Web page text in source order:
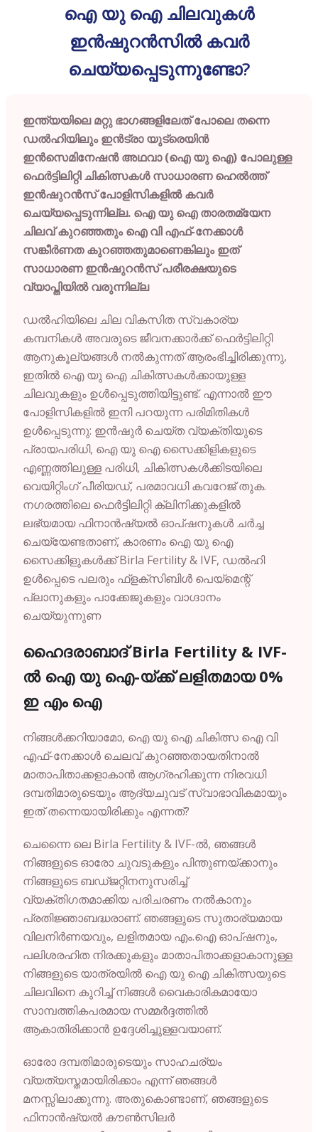
ഐ യു ഐ ചിലവുകൾ
ഇൻഷുറൻസിൽ കവർ
ചെയ്യപ്പെടുന്നുണ്ടോ?
ഇന്ത്യയിലെ മറ്റു ഭാഗങ്ങളിലേത് പോലെ തന്നെ
ഡൽഹിയിലും ഇൻട്രാ യുട്രെയിൻ
ഇൻസെമിനേഷൻ അഥവാ (ഐ യു ഐ) പോലുള്ള
ഫെർട്ടിലിറ്റി ചികിത്സകൾ സാധാരണ ഹെൽത്ത്
ഇൻഷുറൻസ് പോളിസികളിൽ കവർ
ചെയ്യപ്പെടുന്നില്ല. ഐ യു ഐ താരതമ്യേന
ചിലവ് കുറഞ്ഞതും ഐ വി എഫ്-നേക്കാൾ
സങ്കീർണത കുറഞ്ഞതുമാണെങ്കിലും ഇത്
സാധാരണ ഇൻഷുറൻസ് പരീരക്ഷയുടെ
വ്യാപ്തിയിൽ വരുന്നില്ല
ഡൽഹിയിലെ ചില വികസിത സ്വകാര്യ
കമ്പനികൾ അവരുടെ ജീവനക്കാർക്ക് ഫെർട്ടിലിറ്റി
ആനുകൂല്യങ്ങൾ നൽകുന്നത് ആരംഭിച്ചിരിക്കുന്നു,
ഇതിൽ ഐ യു ഐ ചികിത്സകൾക്കായുള്ള
ചിലവുകളും ഉൾപ്പെടുത്തിയിട്ടുണ്ട്. എന്നാൽ ഈ
പോളിസികളിൽ ഇനി പറയുന്ന പരിമിതികൾ
ഉൾപ്പെടുന്നു: ഇൻഷുർ ചെയ്ത വ്യക്തിയുടെ
പ്രായപരിധി, ഐ യു ഐ സൈക്കിളികളുടെ
എണ്ണത്തിലുള്ള പരിധി, ചികിത്സകൾക്കിടയിലെ
വെയിറ്റിംഗ് പീരിയഡ്, പരമാവധി കവറേജ് തുക.
നഗരത്തിലെ ഫെർട്ടിലിറ്റി ക്ലിനിക്കുകളിൽ
ലഭ്യമായ ഫിനാൻഷ്യൽ ഓപ്ഷനുകൾ ചർച്ച
ചെയ്യേണ്ടതാണ്, കാരണം ഐ യു ഐ
സൈക്കിളുകൾക്ക് Birla Fertility & IVF, ഡൽഹി
ഉൾപ്പെടെ പലരും ഫ്ളക്സിബിൾ പെയ്മെന്റ്
പ്ലാനുകളും പാക്കേജുകളും വാഗ്ദാനം
ചെയ്യുന്നുണ
ഹൈദരാബാദ്Birla Fertility & IVF-
ൽ ഐ യു ഐ-യ്ക്ക്ലളിതമായ0%
ഇ എം ഐ
നിങ്ങൾക്കറിയാമോ, ഐയു ഐചികിത്സ ഐവി
എഫ്-നേക്കാൾ ചെലവ്കുറഞ്ഞതായതിനാൽ
മാതാപിതാക്കളാകാൻ ആഗ്രഹിക്കുന്നനിരവധി
ദമ്പതിമാരുടെയും ആദ്യചുവട്സ്വാഭാവികമായും
ഇത്തന്നെയായിരിക്കും എന്നത്?
ചെന്നൈ ലെ Birla Fertility & IVF-ൽ, ഞങ്ങൾ
നിങ്ങളുടെഓരോ ചുവടുകളും പിന്തുണയ്ക്കാനും
നിങ്ങളുടെബഡ്ജറ്റിനനുസരിച്ച്
വ്യക്തിഗതമാക്കിയപരിചരണം നൽകാനും
പ്രതിജ്ഞാബദ്ധരാണ്.ഞങ്ങളുടെസുതാര്യമായ
വിലനിർണയവും, ലളിതമായഎം.ഐഓപ്ഷനും,
പലിശരഹിതനിരക്കുകളും മാതാപിതാക്കളാകാനുള്ള
നിങ്ങളുടെയാത്രയിൽ ഐയു ഐചികിത്സയുടെ
ചിലവിനെ കുറിച്ച്നിങ്ങൾ വൈകാരികമായോ
സാമ്പത്തികപരമായസമ്മർദ്ദത്തിൽ
ആകാതിരിക്കാൻ ഉദ്ദേശിച്ചുള്ളവയാണ്.
ഓരോ ദമ്പതിമാരുടെയും സാഹചര്യം
വ്യത്യസ്തമായിരിക്കാം എന്ന്ഞങ്ങൾ
മനസ്സിലാക്കുന്നു. അതുകൊണ്ടാണ്, ഞങ്ങളുടെ
ഫിനാൻഷ്യൽ കൗൺസിലർ